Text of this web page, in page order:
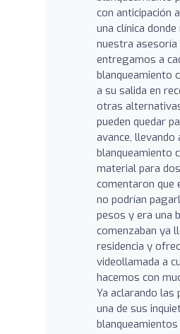
con anticipación
una clínica
nuestra
entregamos a
blanqueamiento
a su salida en
otras
pueden quedar
avance, llevando
blanqueamiento
material para
comentaron que
no podrían
pesos y era una
comenzaban ya
residencia y
videollamada a
hacemos con
Ya aclarando las
una de sus